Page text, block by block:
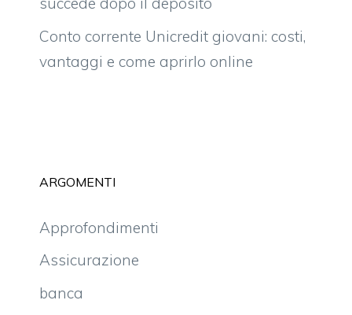
Conto corrente Unicredit giovani: costi,
vantaggi e come aprirlo online
ARGOMENTI
Approfondimenti
Assicurazione
banca